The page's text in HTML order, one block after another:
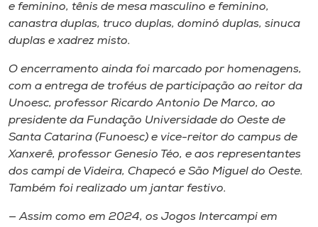
e feminino, tênis de mesa masculino e feminino,
canastra duplas, truco duplas, dominó duplas, sinuca
duplas e xadrez misto.
O encerramento ainda foi marcado por homenagens,
com a entrega de troféus de participação ao reitor da
Unoesc, professor Ricardo Antonio De Marco, ao
presidente da Fundação Universidade do Oeste de
Santa Catarina (Funoesc) e vice-reitor do campus de
Xanxerê, professor Genesio Téo, e aos representantes
dos campi de Videira, Chapecó e São Miguel do Oeste.
Também foi realizado um jantar festivo.
— Assim como em 2024, os Jogos Intercampi em